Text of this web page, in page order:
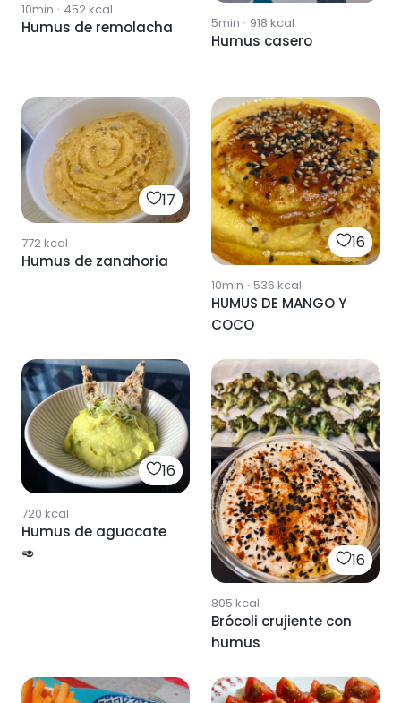
10min · 452kcal
Humus de remolacha 5min · 918 kcal
Humus casero
17
772kcal
Humus de zanahoria
16
10min · 536 kcal
HUMUS DE MANGO Y
COCO
16
720 kcal
Humus de aguacate
🥑
16
805 kcal
Brócoli crujiente con
humus